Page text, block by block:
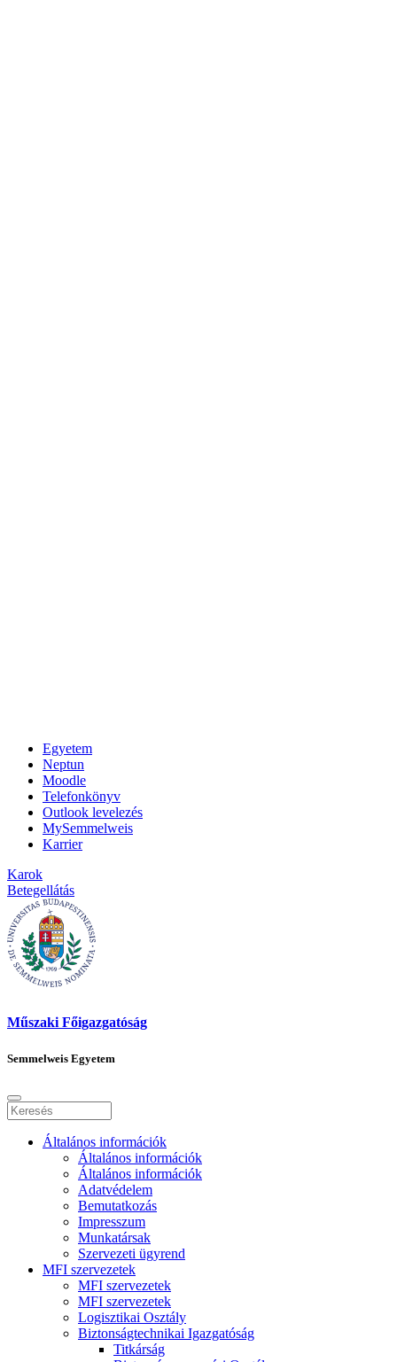
Egyetem
Neptun
Moodle
Telefonkönyv
Outlook levelezés
MySemmelweis
Karrier
Karok
Betegellátás
Műszaki Főigazgatóság
Semmelweis Egyetem
Általános információk
Általános információk
Általános információk
Adatvédelem
Bemutatkozás
Impresszum
Munkatársak
Szervezeti ügyrend
MFI szervezetek
MFI szervezetek
MFI szervezetek
Logisztikai Osztály
Biztonságtechnikai Igazgatóság
Titkárság